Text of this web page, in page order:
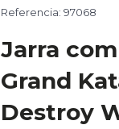
Referencia: 97068
Jarra
Grand
Destroy